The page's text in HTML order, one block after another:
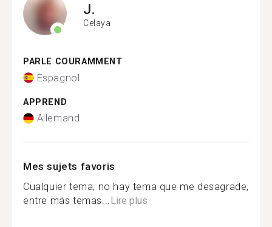
J.
Celaya
PARLE COURAMMENT
Espagnol
APPREND
Allemand
Mes sujets favoris
Cualquier tema, no hay tema que me desagrade,
entre más temas...Lire plus